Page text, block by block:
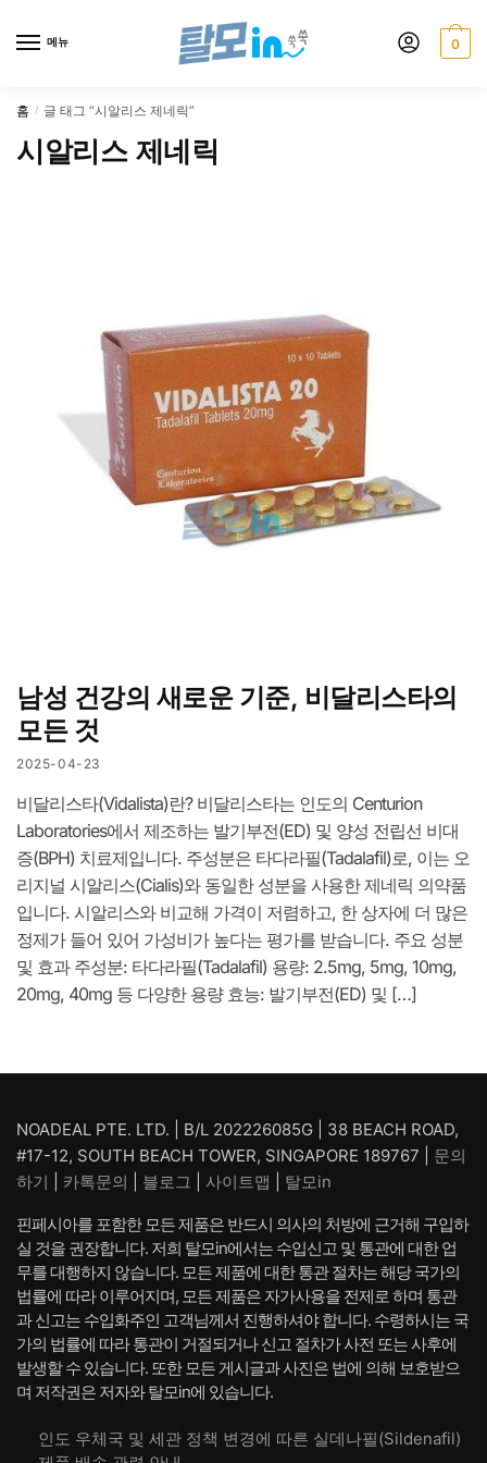
메뉴 0
홈 / 글 태그 “시알리스 제네릭”
시알리스 제네릭
남성 건강의 새로운 기준, 비달리스타의
모든 것
2025-04-23
비달리스타(Vidalista)란? 비달리스타는 인도의 Centurion
Laboratories에서 제조하는 발기부전(ED) 및 양성 전립선 비대
증(BPH) 치료제입니다. 주성분은 타다라필(Tadalafil)로, 이는 오
리지널 시알리스(Cialis)와 동일한 성분을 사용한 제네릭 의약품
입니다. 시알리스와 비교해 가격이 저렴하고, 한 상자에 더 많은
정제가 들어 있어 가성비가 높다는 평가를 받습니다. 주요 성분
및 효과 주성분: 타다라필(Tadalafil) 용량: 2.5mg, 5mg, 10mg,
20mg, 40mg 등 다양한 용량 효능: 발기부전(ED) 및 […]
NOADEAL PTE. LTD. | B/L 202226085G | 38 BEACH ROAD,
#17-12, SOUTH BEACH TOWER, SINGAPORE 189767 | 문의
하기
카톡문의 블로그 사이트맵 탈모in
핀페시아를 포함한 모든 제품은 반드시 의사의 처방에 근거해 구입하
실 것을 권장합니다. 저희 탈모in에서는 수입신고 및 통관에 대한 업
무를 대행하지 않습니다. 모든 제품에 대한 통관 절차는 해당 국가의
법률에 따라 이루어지며, 모든 제품은 자가사용을 전제로 하며 통관
과 신고는 수입화주인 고객님께서 진행하셔야 합니다. 수령하시는 국
가의 법률에 따라 통관이 거절되거나 신고 절차가 사전 또는 사후에
발생할 수 있습니다. 또한 모든 게시글과 사진은 법에 의해 보호받으
며 저작권은 저자와 탈모in에 있습니다.
인도 우체국 및 세관 정책 변경에 따른 실데나필(Sildenafil)